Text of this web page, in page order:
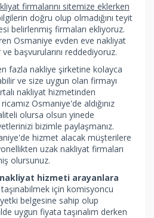
firmalarını sitemize eklerken
doğru olup olmadığını teyit
belirlenmiş firmaları ekliyoruz.
Osmaniye evden eve nakliyat
başvurularını reddediyoruz.
fazla nakliye şirketine kolayca
ve size uygun olan firmayı
nakliyat hizmetinden
Osmaniye'de aldığınız
olursa olsun yinede
bizimle paylaşmanız.
hizmet alacak müşterilere
uzak nakliyat firmaları
olursunuz.
hizmeti arayanlara
için komisyoncu
belgesine sahip olup
uygun fiyata taşınalım derken